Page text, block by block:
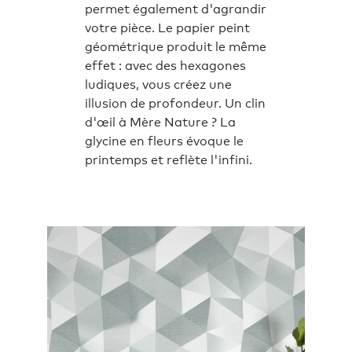
permet également d'agrandir
votre pièce. Le papier peint
géométrique produit le même
effet : avec des hexagones
ludiques, vous créez une
illusion de profondeur. Un clin
d'œil à Mère Nature ? La
glycine en fleurs évoque le
printemps et reflète l'infini.